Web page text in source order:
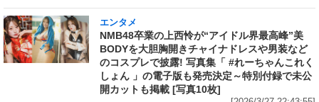
エンタメ
NMB48卒業の上西怜が“アイドル界最高峰”美
BODYを大胆胸開きチャイナドレスや男装など
のコスプレで披露! 写真集「 #れーちゃんこれく
しょん 」の電子版も発売決定～特別付録で未公
開カットも掲載 [写真10枚]